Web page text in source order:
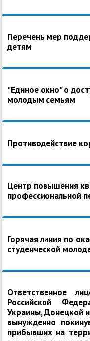
Перечень мер
детям
"Единое окно" о
молодым семьям
Противодействие
Центр повышения
профессиональной
Горячая линия по
студенческой
Ответственное
Российской
Украины, Донецкой
вынужденно
прибывших на